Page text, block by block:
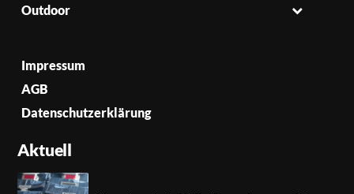
Outdoor
Impressum
AGB
Datenschutzerklärung
Aktuell